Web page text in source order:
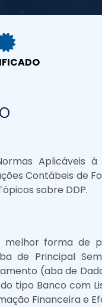
Aplicáveis
Contábeis de
sobre DDP.
melhor forma de
de Principal
(aba de
tipo Banco com
Financeira e